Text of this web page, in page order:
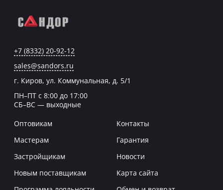
+7 (8332) 20-92-12
sales@sandors.ru
г. Киров, ул. Коммунальная, д. 5/1
ПН–ПТ с 8:00 до 17:00
СБ–ВС — выходные
Оптовикам
Мастерам
Застройщикам
Новым поставщикам
Контакты
Гарантия
Новости
Карта сайта